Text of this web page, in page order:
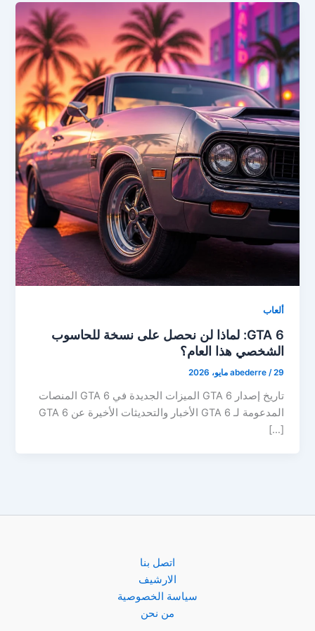
ألعاب
GTA 6: لماذا لن نحصل على نسخة للحاسوب
الشخصي هذا العام؟
abederre /29 مايو، 2026
تاريخ إصدار GTA 6 الميزات الجديدة في GTA 6 المنصات
المدعومة لـ GTA 6 الأخبار والتحديثات الأخيرة عن GTA 6
[…]
اتصل بنا
الارشيف
سياسة الخصوصية
من نحن